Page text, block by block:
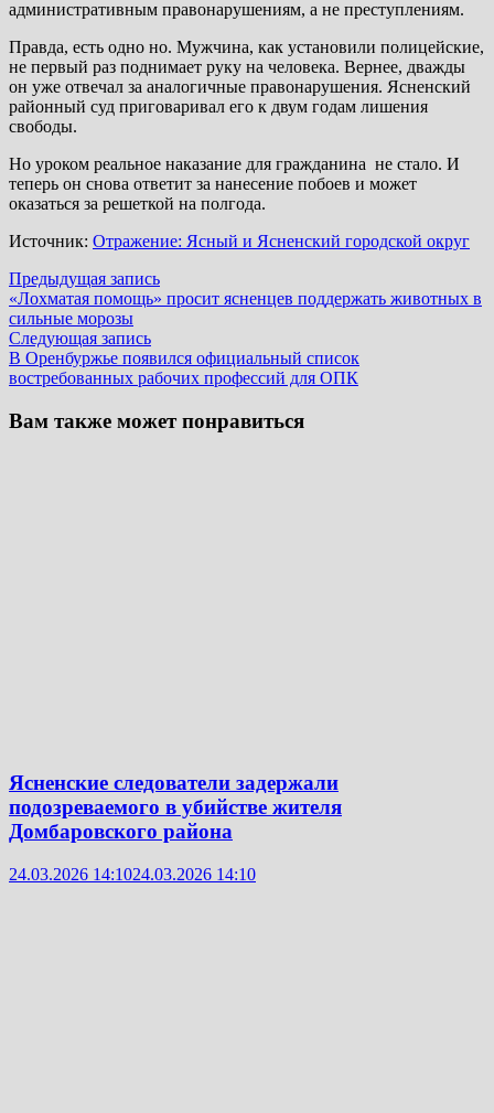
административным правонарушениям, а не преступлениям.
Правда, есть одно но. Мужчина, как установили полицейские,
не первый раз поднимает руку на человека. Вернее, дважды
он уже отвечал за аналогичные правонарушения. Ясненский
районный суд приговаривал его к двум годам лишения
свободы.
Но уроком реальное наказание для гражданина не стало. И
теперь он снова ответит за нанесение побоев и может
оказаться за решеткой на полгода.
Источник: Отражение: Ясный и Ясненский городской округ
Навигация
по
записям
Предыдущая записьПредыдущая
запись:
«Лохматая помощь» просит ясненцев поддержать животных в
сильные морозы
Следующая записьСледующая
запись:
В Оренбуржье появился официальный список
востребованных рабочих профессий для ОПК
Вам также может понравиться
Ясненские следователи задержали
подозреваемого в убийстве жителя
Домбаровского района
24.03.2026 14:1024.03.2026 14:10